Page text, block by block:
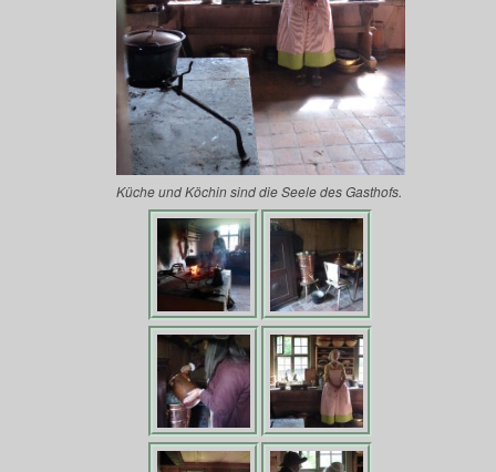
Küche und Köchin sind die Seele des Gasthofs.